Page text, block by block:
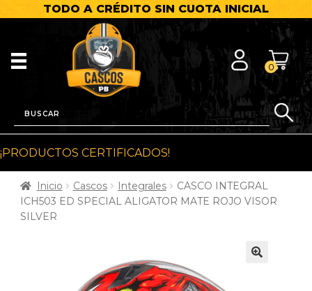
TODO A CRÉDITO SIN CUOTA INICIAL
0
¡PRODUCTOS CERTIFICADOS!
Inicio Cascos Integrales
CASCO INTEGRAL
ICH503 ED SPECIAL ALIGATOR MATE ROJO VISOR
SILVER